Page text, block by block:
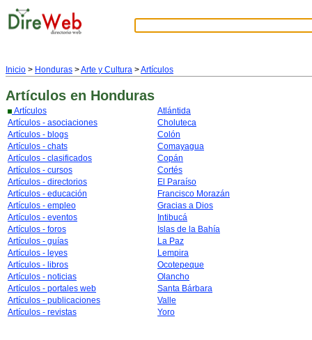
Inicio > Honduras >Arte y Cultura >Artículos
Artículos en Honduras
Artículos
Artículos - asociaciones
Artículos - blogs
Artículos - chats
Artículos - clasificados
Artículos - cursos
Artículos - directorios
Artículos - educación
Artículos - empleo
Artículos - eventos
Artículos - foros
Artículos - guías
Artículos - leyes
Artículos - libros
Artículos - noticias
Artículos - portales web
Artículos - publicaciones
Artículos - revistas
Atlántida
Choluteca
Colón
Comayagua
Copán
Cortés
El Paraíso
Francisco Morazán
Gracias a Dios
Intibucá
Islas de la Bahía
La Paz
Lempira
Ocotepeque
Olancho
Santa Bárbara
Valle
Yoro